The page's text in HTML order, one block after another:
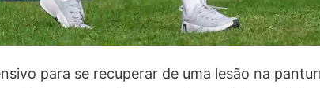
para se recuperar de uma lesão na